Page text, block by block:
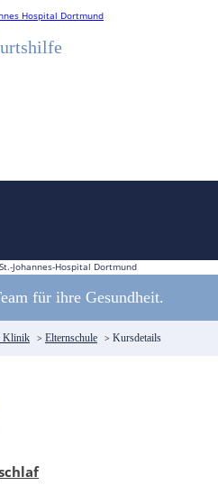
für ihre Gesundheit.
Klinik > Elternschule > Kursdetails